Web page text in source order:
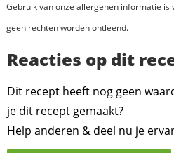
Gebruik van onze allergenen informatie
geen rechten worden ontleend.
Reacties op dit
Dit recept heeft nog geen
je dit recept gemaakt?
Help anderen & deel nu je